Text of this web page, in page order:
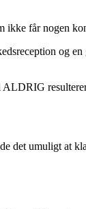
får nogen
og
ALDRIG
det umuligt at